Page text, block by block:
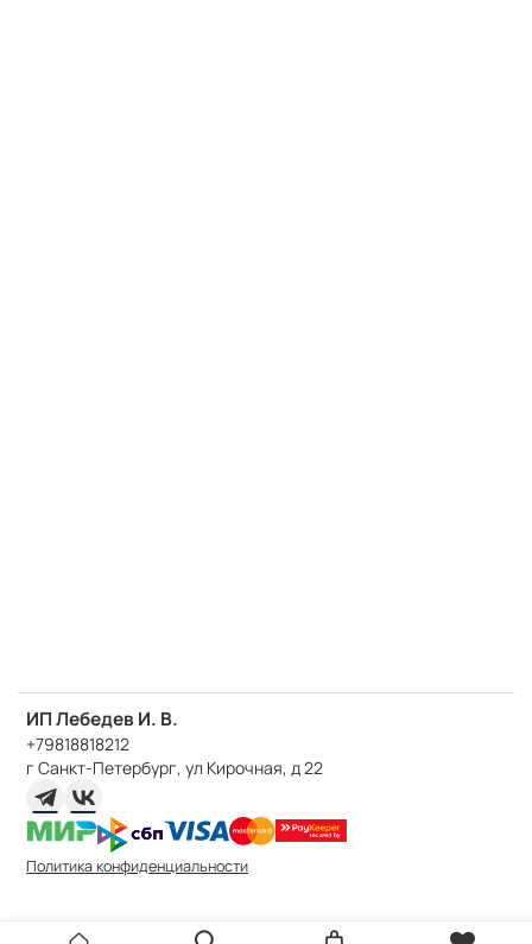
ИП Лебедев И. В.
+79818818212
г Санкт-Петербург, ул Кирочная, д 22
Политика конфиденциальности